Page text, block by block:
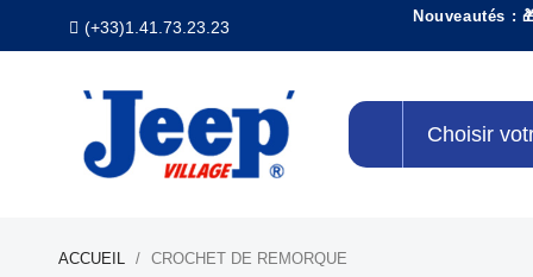
(+33)1.41.73.23.23
Nouveautés :
Choisir
ACCUEIL CROCHET DE REMORQUE